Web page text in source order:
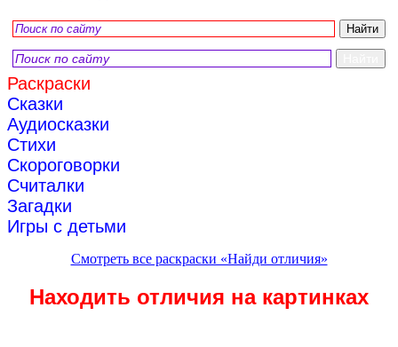
Раскраски
Сказки
Аудиосказки
Стихи
Скороговорки
Считалки
Загадки
Игры с детьми
Смотреть все раскраски «Найди отличия»
Находить отличия на картинках